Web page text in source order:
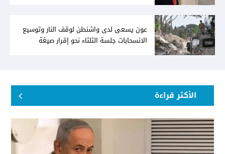
عون يسعى لدى واشنطن لوقف النار وتوسيع
الانسحابات جلسة الثلثاء نحو إقرار صيغة
الأكثر قراءة